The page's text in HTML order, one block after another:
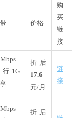
价格
购
买
链
接
1G
折后
17.6
元/月
链
接
折后